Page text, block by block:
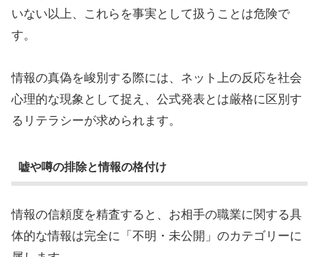
いない以上、これらを事実として扱うことは危険で
す。
情報の真偽を峻別する際には、ネット上の反応を社会
心理的な現象として捉え、公式発表とは厳格に区別す
るリテラシーが求められます。
嘘や噂の排除と情報の格付け
情報の信頼度を精査すると、お相手の職業に関する具
体的な情報は完全に「不明・未公開」のカテゴリーに